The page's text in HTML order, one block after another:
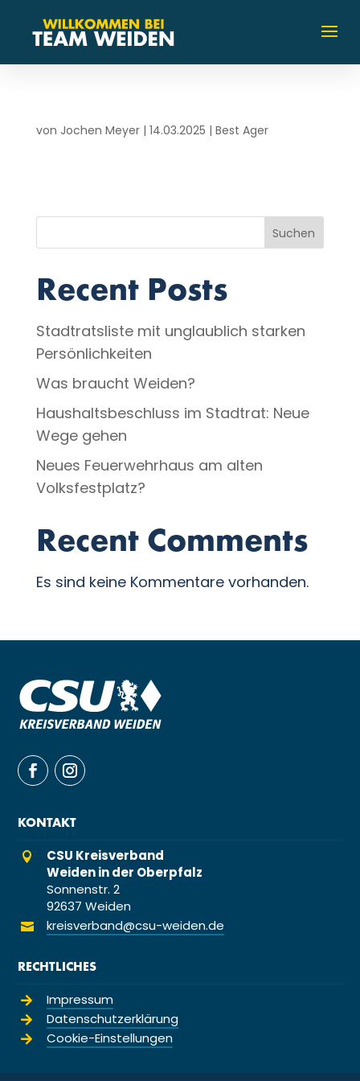
von Jochen Meyer| 14.03.2025 | Best Ager
Suchen
Recent Posts
Stadtratsliste mit unglaublich starken
Persönlichkeiten
Was braucht Weiden?
Haushaltsbeschluss im Stadtrat: Neue
Wege gehen
Neues Feuerwehrhaus am alten
Volksfestplatz?
Recent Comments
Es sind keine Kommentare vorhanden.
KONTAKT

CSU Kreisverband
Weiden in der Oberpfalz
Sonnenstr. 2
92637 Weiden
 kreisverband@csu-weiden.de
RECHTLICHES
 Impressum
 Datenschutzerklärung
 Cookie-Einstellungen